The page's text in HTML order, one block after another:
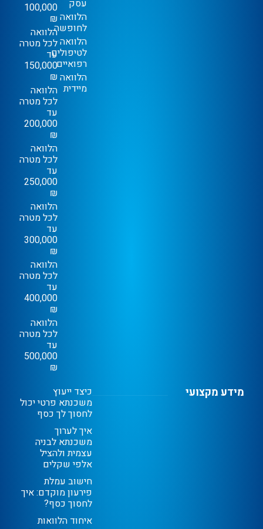
עסק
הלוואה
לחופשה
הלוואה
לטיפולים
רפואיים
הלוואה
מיידית
100,000
₪
הלוואה
לכל מטרה
עד
150,000
₪
הלוואה
לכל מטרה
עד
200,000
₪
הלוואה
לכל מטרה
עד
250,000
₪
הלוואה
לכל מטרה
עד
300,000
₪
הלוואה
לכל מטרה
עד
400,000
₪
הלוואה
לכל מטרה
עד
500,000
₪
מידע מקצועי כיצד ייעוץ
משכנתא פרטי יכול
לחסוך לך כסף
איך לערוך
משכנתא לבניה
עצמית ולהציל
אלפי שקלים
חישוב עמלת
פירעון מוקדם: איך
לחסוך כסף?
איחוד הלוואות